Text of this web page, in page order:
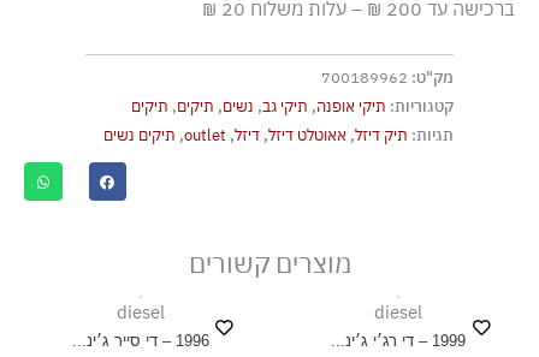
ברכישה עד 200 ₪ – עלות משלוח 20 ₪
מק"ט: 700189962
קטגוריות: תיקי אופנה, תיקי גב, נשים, תיקים, תיקים
תגיות: תיק דיזל, אאוטלט דיזל, דיזל,
outlet
, תיקים נשים
מוצרים קשורים
diesel
1999 – די רג׳י ג׳ינ...
diesel
1996 – די סייר ג׳ינ...